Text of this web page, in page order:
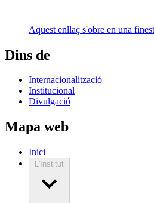
Aquest enllaç s'obre en una
Dins de
Internacionalització
Institucional
Divulgació
Mapa web
Inici
L'Institut